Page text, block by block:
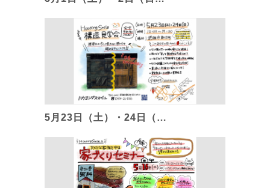
5月23日（土）・24日（…